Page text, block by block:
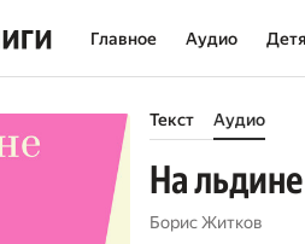
Главное Аудио
Текст Аудио
На льдине
Борис Житков